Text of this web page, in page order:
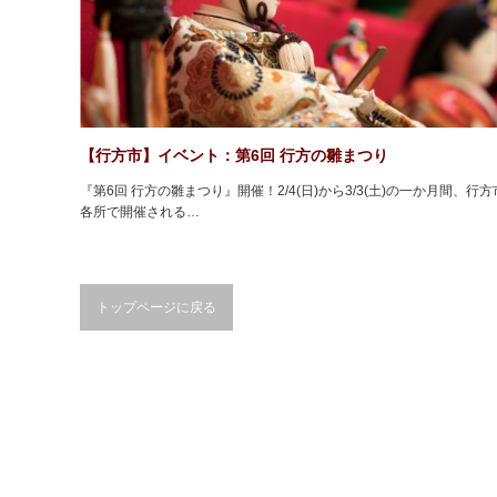
【行方市】イベント：第6回 行方の雛まつり
『第6回 行方の雛まつり』開催！2/4(日)から3/3(土)の一か月間、行方
各所で開催される…
トップページに戻る